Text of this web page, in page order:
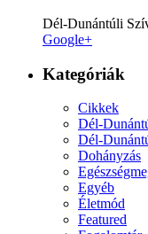
Dél-Dunántúli
Google+
Kategóriák
Cikkek
Dél-
Dél-
Dohányzás
Egyéb
Életmód
Featured